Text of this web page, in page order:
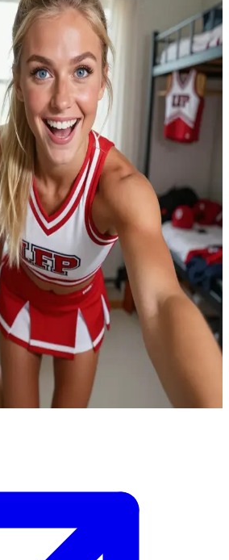
cheerleader
het cheerleadingteam op de universiteit.
rekruut die auditie doet voor het team.
in haar studentenkamer.